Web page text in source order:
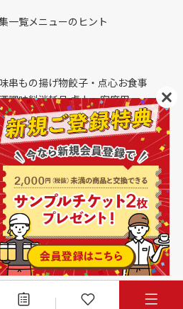
一覧メニューのヒント
串もの揚げ物餃子・点心お食事
調味料消耗品 卓上・客席用
クレンリネス生鮮品（配送便限定）
アについて
ムご利用ガイド会社概要
All Rights Reserved.
づく表記
個人情報保護方針
トマップ